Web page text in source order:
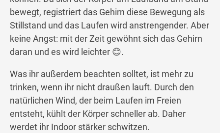
bewegt, registriert das Gehirn diese Bewegung als
Stillstand und das Laufen wird anstrengender. Aber
keine Angst: mit der Zeit gewöhnt sich das Gehirn
daran und es wird leichter 😊.
Was ihr außerdem beachten solltet, ist mehr zu
trinken, wenn ihr nicht draußen lauft. Durch den
natürlichen Wind, der beim Laufen im Freien
entsteht, kühlt der Körper schneller ab. Daher
werdet ihr Indoor stärker schwitzen.